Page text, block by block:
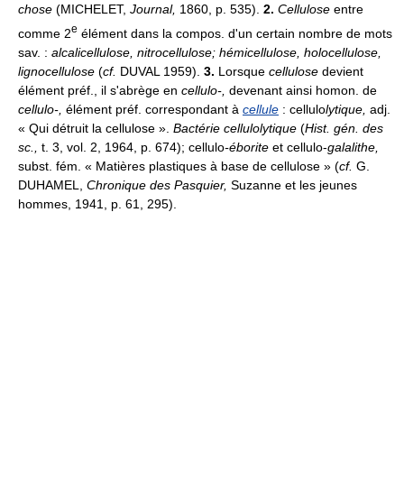
chose (MICHELET, Journal, 1860, p. 535). 2. Cellulose entre
comme 2e élément dans la compos. d'un certain nombre de mots
sav. : alcalicellulose, nitrocellulose; hémicellulose, holocellulose,
lignocellulose (cf. DUVAL 1959). 3. Lorsque cellulose devient
élément préf., il s'abrège en cellulo-, devenant ainsi homon. de
cellulo-, élément préf. correspondant à cellule : cellulolytique, adj.
« Qui détruit la cellulose ». Bactérie cellulolytique (Hist. gén. des
sc.,
t. 3, vol. 2, 1964, p. 674); cellulo-éborite et cellulo-galalithe,
subst. fém. « Matières plastiques à base de cellulose » (cf. G.
DUHAMEL, Chronique des Pasquier, Suzanne et les jeunes
hommes, 1941, p. 61, 295).